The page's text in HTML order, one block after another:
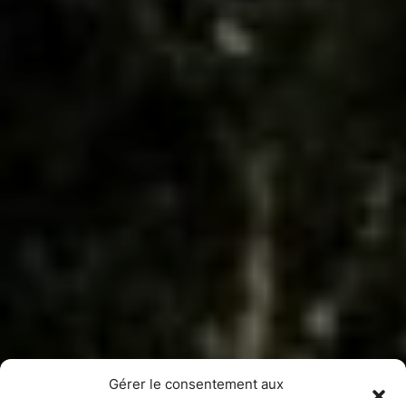
Gérer le consentement aux